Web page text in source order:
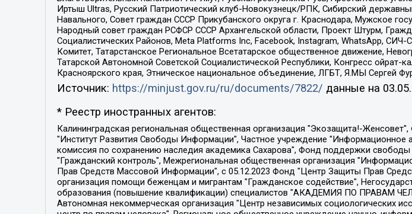
Иртыш Ultras, Русский Патриотический клуб-Новокузнецк/РПК, Сибирский
Навального, Совет граждан СССР Прикубанского округа г. Краснодара, Мужское
Народный совет граждан РСФСР СССР Архангельской области, Проект Штурм,
Социалистических Районов, Meta Platforms Inc, Facebook, Instagram, WhatsApp,
Комитет, Татарстанское Региональное Всетатарское общественное движение,
Татарской Автономной Советской Социалистической Республики, Конгресс
Красноярского края, Этническое национальное объединение, ЛГБТ, Я.МЫ Сергей
Источник: https://minjust.gov.ru/ru/documents/7822/ данные на
* Реестр иностранных агентов:
Калининградская региональная общественная организация "Экозащита!-Женсовет", Фонд содействия защите прав и свобод граждан "Общественный вердикт", Фонд "Институт Развития Свободы Информации", Частное учреждение "Информационное агентство МЕМО. РУ", Региональная общественная организация "Общественная комиссия по сохранению наследия академика Сахарова", Фонд поддержки свободы прессы, Санкт-Петербургская общественная правозащитная организация "Гражданский контроль", Межрегиональная общественная организация "Информационно-просветительский центр "Мемориал", Региональный Фонд "Центр Защиты Прав Средств Массовой Информации", с 05.12.2023 Фонд "Центр Защиты Прав Средств массовой информации", Региональная общественная благотворительная организация помощи беженцам и мигрантам "Гражданское содействие", Негосударственное образовательное учреждение дополнительного профессионального образования (повышение квалификации) специалистов "АКАДЕМИЯ ПО ПРАВАМ ЧЕЛОВЕКА", Свердловская региональная общественная организация "Сутяжник", Автономная некоммерческая организация "Центр независимых социологических исследований", Союз общественных объединений "Российский исследовательский центр по правам человека", Региональное общественное учреждение научно-информационный центр "МЕМОРИАЛ", Некоммерческая организация "Фонд защиты гласности", Автономная некоммерческая организация "Институт прав человека", Городская общественная организация "Екатеринбургское общество "МЕМОРИАЛ", Городская общественная организация "Рязанское историко-просветительское и правозащитное общество "Мемориал" (Рязанский Мемориал), Челябинский региональный орган общественной самодеятельности – женское общественное объединение "Женщины Евразии", Челябинский региональный орган общественной самодеятельности "Уральская правозащитная группа", Фонд содействия защите здоровья и социальной справедливости имени Андрея Рылькова, Автономная Некоммерческая Организация "Аналитический Центр Юрия Левады", Автономная некоммерческая организация социальной поддержки населения "Проект Апрель", Региональная общественная организация помощи женщинам и детям, находящимся в кризисной ситуации "Информационно-методический центр "Анна", Фонд содействия развитию массовых коммуникаций и правовому просвещению "Так-так-Так", Фонд содействия устойчивому развитию "Серебряная тайга", Свердловский региональный общественный фонд социальных проектов "Новое время", "Idel.Реалии", Кавказ.Реалии, Крым.Реалии, Телеканал Настоящее Время, Татаро-башкирская служба Радио Свобода (Azatliq Radiosi), Радио Свободная Европа/Радио Свобода (PCE/PC), "Сибирь.Реалии", "Фактограф", Благотворительный фонд помощи осужденным и их семьям, Автономная некоммерческая организация "Институт глобализации и социальных движений", Фонд "В защиту прав заключенных", Частное учреждение "Центр поддержки и содействия развитию средств массовой информации", Пензенский региональный общественный благотворительный фонд "Гражданский союз", "Север.Реалии", Некоммерческая организация Фонд "Правовая инициатива", Общество с ограниченной ответственностью "Радио Свободная Европа/Радио Свобода", Чешское информационное агентство "MEDIUM-ORIENT", Красноярская региональная общественная организация "Мы против СПИДа", Камалягин Денис Николаевич, Маркелов Сергей Евгеньевич, Пономарев Лев Александрович, Савицкая Людмила Алексеевна, Автономная некоммерческая организация "Центр по работе с проблемой насилия "НАСИЛИЮ.НЕТ", Межрегиональный профессиональный союз работников здравоохранения "Альянс врачей", Юридическое лицо, зарегистрированное в Латвийской Республике, SIA "Medusa Project" (регистрационный номер 40103797863, дата регистрации 10.06.2014), Некоммерческая организация "Фонд по борьбе с коррупцией", Автономная некоммерческая организация "Институт права и публичной политики", Баданин Роман Сергеевич, Гликин Максим Александрович, Железнова Мария Михайловна, Лукьянова Юлия Сергеевна, Маетная Елизавета Витальевна, Маняхин Петр Борисович, Чуракова Ольга Владимировна, Ярош Юлия Петровна, Юридическое лицо "The Insider SIA", зарегистрированное в Риге, Латвийская Республика (дата регистрации 26.06.2015), являющееся администратором доменного имени интернет-издания "The Insider SIA", https://theins.ru, Постернак Алексей Евгеньевич, Рубин Михаил Аркадьевич, Анин Роман Александрович, Юридическое лицо Istories fonds, зарегистрированное в Латвийской Республике (регистрационный номер 50008295751, дата регистрации 24.02.2020), Великовский Дмитрий Александрович, Долинина Ирина Николаевна, Мароховская Алеся Алексеевна, Шлейнов Роман Юрьевич, Шмагун Олеся Валентиновна, Общество с ограниченной ответственностью "Альтаир 2021", Общество с ограниченной ответственностью "Вега 2021", Общество с ограниченной ответственностью "Главный редактор 2021", Общество с ограниченной ответственностью "Ромашки монолит", Важенков Артем Валерьевич, Ивановская областная общественная организация "Центр гендерных исследований", Гурман Юрий Альбертович, Медиапроект "ОВД-Инфо", Егоров